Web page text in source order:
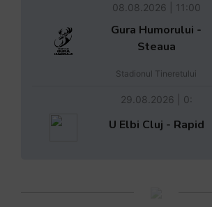
08.08.2026 | 11:00
Gura Humorului -
Steaua
Stadionul Tineretului
29.08.2026 | 0:
U Elbi Cluj - Rapid